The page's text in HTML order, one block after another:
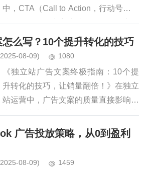
中，CTA（Call to Action，行动号召）
按钮是引导用户完成关键操作的核心元
素，无论是“立即购买”“免费试用”还是
么写？10个提升转化的技巧
08-09) 1080
《独立站广告文案终极指南：10个提
升转化的技巧，让销量翻倍！》在独立
站运营中，广告文案的质量直接影响用
户的点击率和转化率，一条优秀的广告
文案不仅能吸引目标受众的注意力，还
广告投放策略，从0到盈利
08-09) 1459